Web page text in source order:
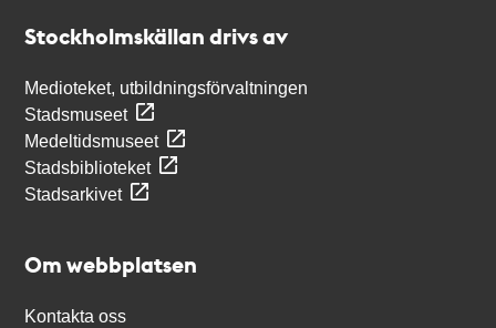
Stockholmskällan drivs av
Medioteket, utbildningsförvaltningen
Stadsmuseet
Medeltidsmuseet
Stadsbiblioteket
Stadsarkivet
Om webbplatsen
Kontakta oss